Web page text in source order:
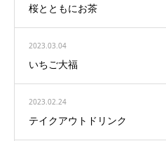
桜とともにお茶
2023.03.04
いちご大福
2023.02.24
テイクアウトドリンク